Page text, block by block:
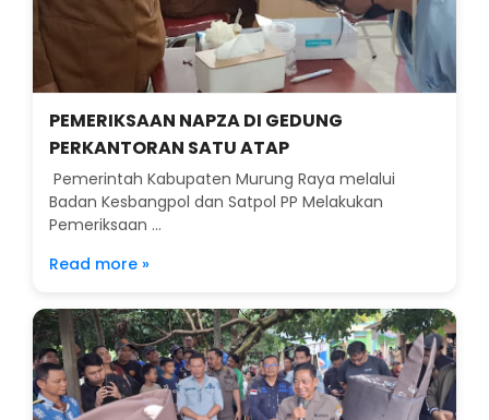
PEMERIKSAAN NAPZA DI GEDUNG
PERKANTORAN SATU ATAP
Pemerintah Kabupaten Murung Raya melalui
Badan Kesbangpol dan Satpol PP Melakukan
Pemeriksaan ...
Read more »